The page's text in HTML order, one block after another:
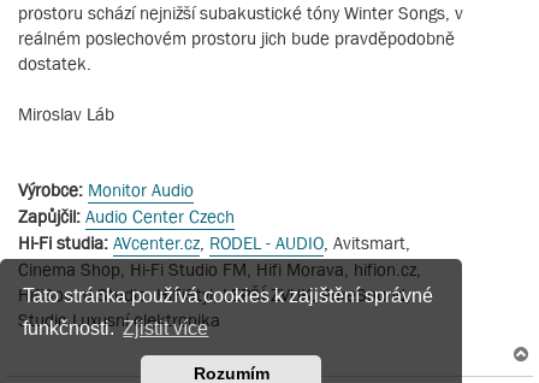
Tato stránka používá cookies k zajištění správné
funkčnosti. Zjistit více
Rozumím
prostoru schází nejnižší subakustické tóny Winter Songs, v
reálném poslechovém prostoru jich bude pravděpodobně
dostatek.
Miroslav Láb
Výrobce: Monitor Audio
Zapůjčil: Audio Center Czech
Hi-Fi studia: AVcenter.cz RODEL - AUDIO , Avitsmart,
Cinema Shop, Hi-Fi Studio FM, Hifi Morava, hifion.cz,
HifiSound Studio, HiFiStyl, LEPŠÍ ZVUK, PureSound,
Studio Luxusní elektronika